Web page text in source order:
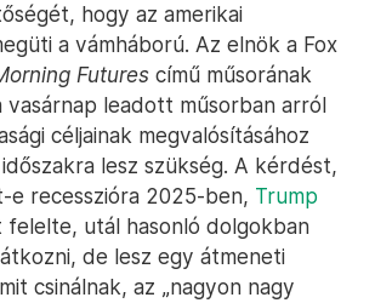
hogy az amerikai
a vámháború. Az elnök a Fox
Futures című műsorának
leadott műsorban arról
céljainak megvalósításához
lesz szükség. A kérdést,
e recesszióra 2025-ben, Trump
felelte, utál hasonló dolgokban
de lesz egy átmeneti
csinálnak, az „nagyon nagy